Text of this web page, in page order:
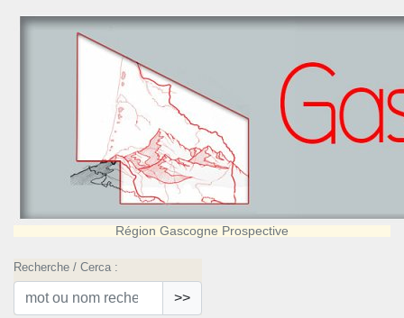
Région Gascogne Prospective
Recherche / Cerca :
>>